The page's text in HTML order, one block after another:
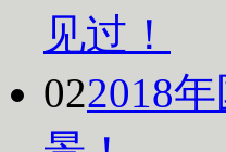
见过！
022018